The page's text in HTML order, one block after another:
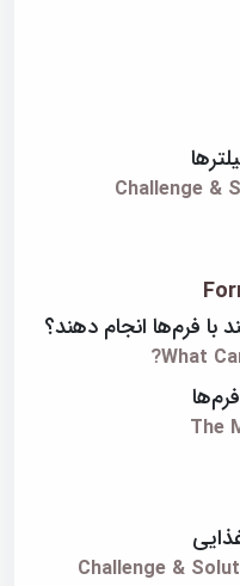
Challenge
فرم‌ها انجام دهند؟
What
Challenge &